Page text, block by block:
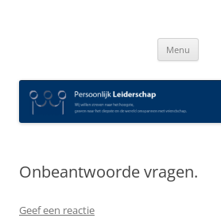
Menu
Onbeantwoorde vragen.
Geef een reactie